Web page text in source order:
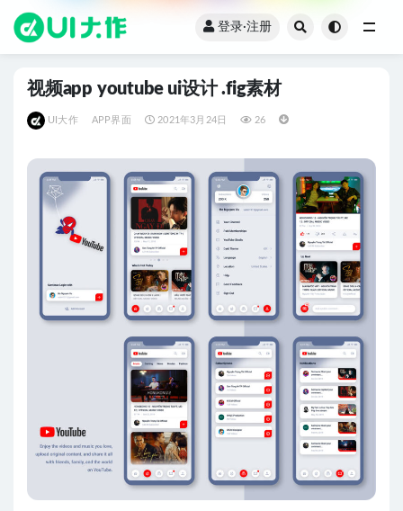
登录·注册
视频app youtube ui设计 .fig素材
UI大作 APP界面 2021年3月24日 26